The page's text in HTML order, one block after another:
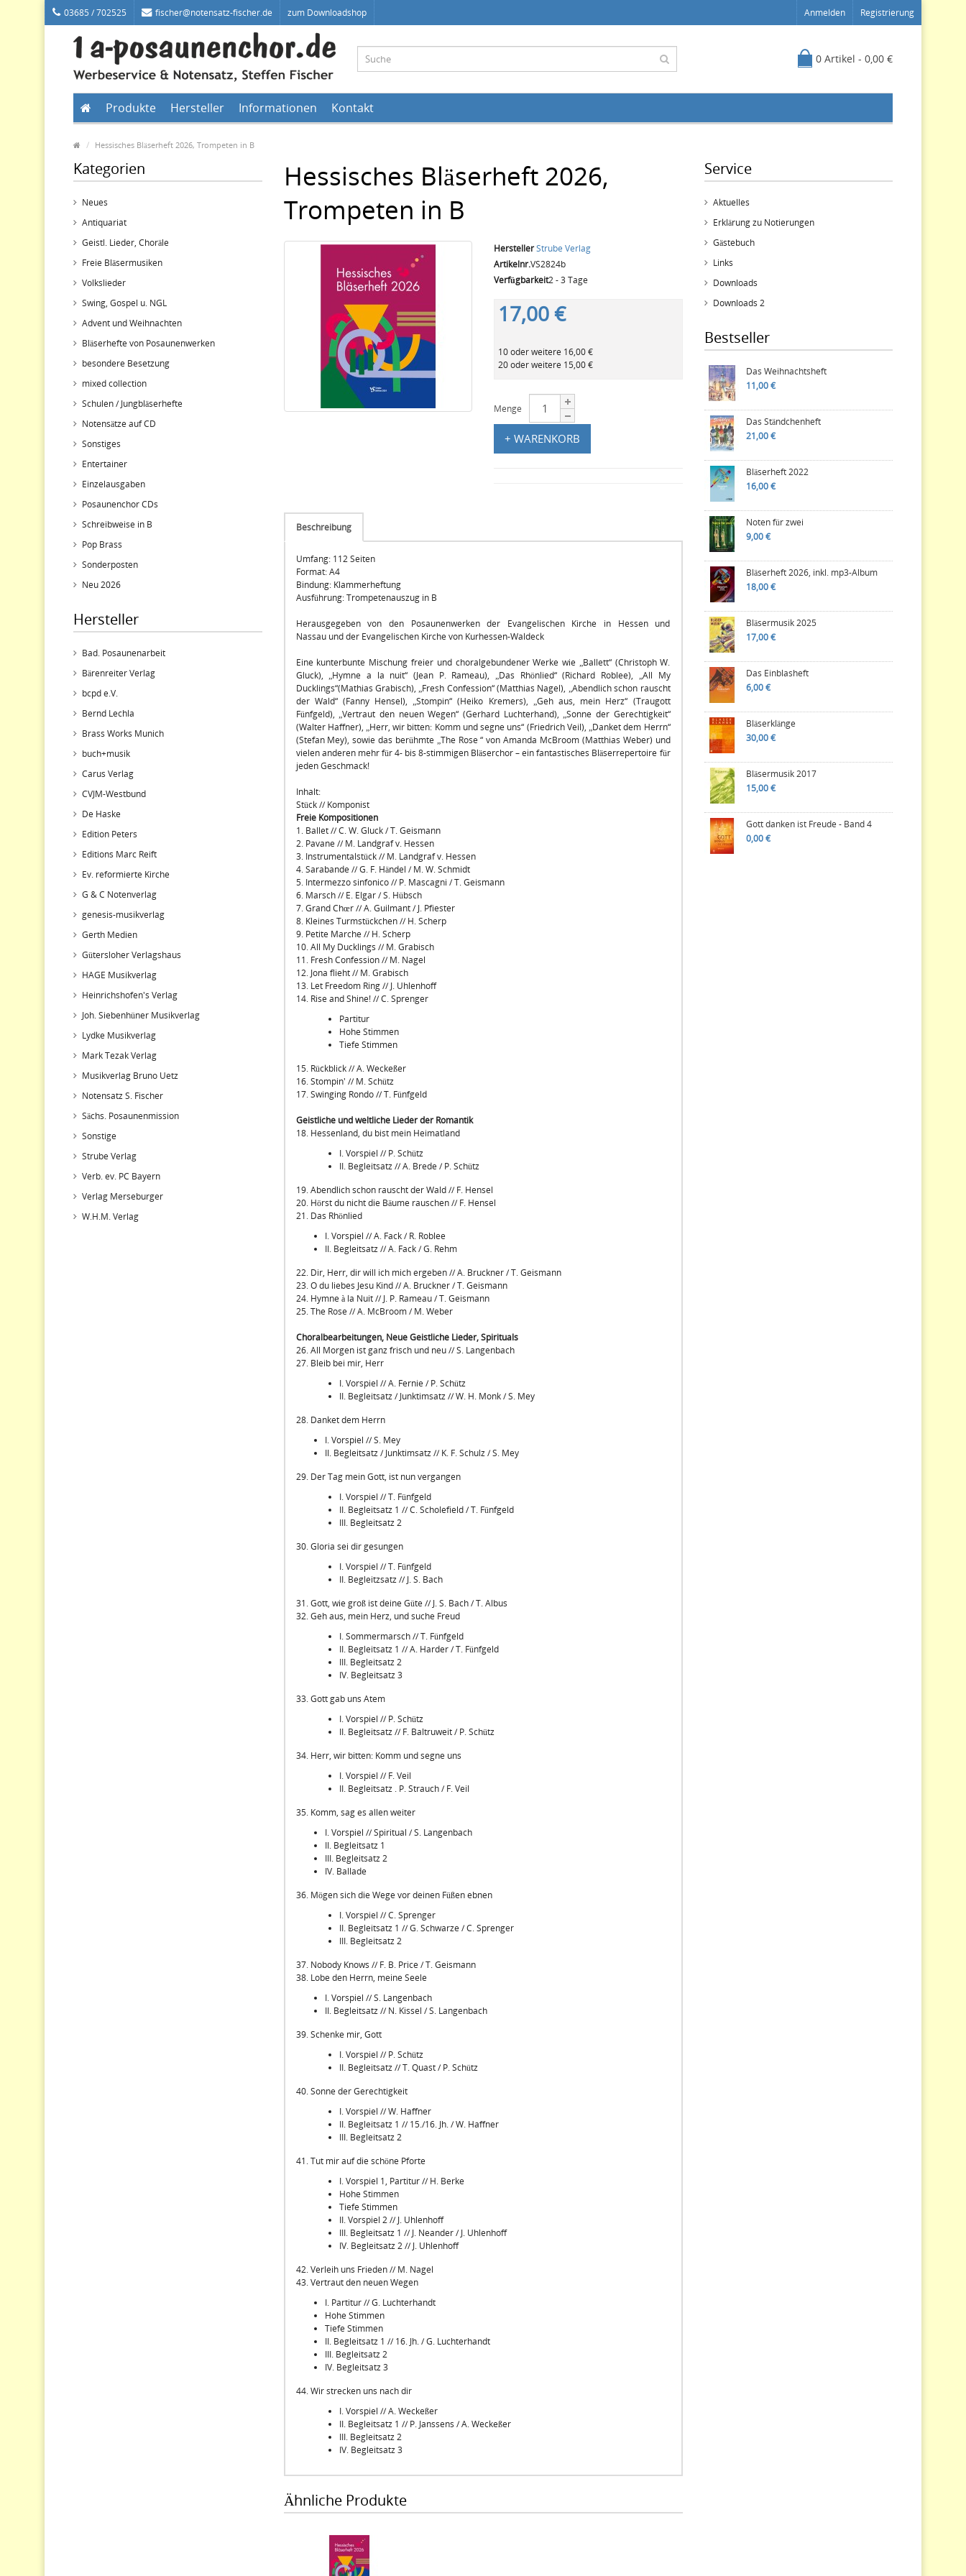
03685 / 702525 fischer@notensatz-fischer.de zum Downloadshop Anmelden Registrierung
0 Artikel - 0,00 €
Produkte Hersteller Informationen Kontakt
Hessisches Bläserheft 2026, Trompeten in B
Kategorien
Neues
Antiquariat
Geistl. Lieder, Choräle
Freie Bläsermusiken
Volkslieder
Swing, Gospel u. NGL
Advent und Weihnachten
Bläserhefte von Posaunenwerken
besondere Besetzung
mixed collection
Schulen / Jungbläserhefte
Notensätze auf CD
Sonstiges
Entertainer
Einzelausgaben
Posaunenchor CDs
Schreibweise in B
Pop Brass
Sonderposten
Neu 2026
Hersteller
Bad. Posaunenarbeit
Bärenreiter Verlag
bcpd e.V.
Bernd Lechla
Brass Works Munich
buch+musik
Carus Verlag
CVJM-Westbund
De Haske
Edition Peters
Editions Marc Reift
Ev. reformierte Kirche
G & C Notenverlag
genesis-musikverlag
Gerth Medien
Gütersloher Verlagshaus
HAGE Musikverlag
Heinrichshofen's Verlag
Joh. Siebenhüner Musikverlag
Lydke Musikverlag
Mark Tezak Verlag
Musikverlag Bruno Uetz
Notensatz S. Fischer
Sächs. Posaunenmission
Sonstige
Strube Verlag
Verb. ev. PC Bayern
Verlag Merseburger
W.H.M. Verlag
Hessisches Bläserheft 2026,
Trompeten in B
HerstellerStrube Verlag
Artikelnr.VS2824b
Verfügbarkeit2 - 3 Tage
17,00 €
10 oder weitere 16,00 €
20 oder weitere 15,00 €
Menge
+ WARENKORB
Beschreibung
Umfang: 112 Seiten
Format: A4
Bindung: Klammerheftung
Ausführung: Trompetenauszug in B
Herausgegeben von den Posaunenwerken der Evangelischen Kirche in Hessen und
Nassau und der Evangelischen Kirche von Kurhessen-Waldeck
Eine kunterbunte Mischung freier und choralgebundener Werke wie „Ballett“ (Christoph W.
Gluck), „Hymne a la nuit“ (Jean P. Rameau), „Das Rhönlied“ (Richard Roblee), „All My
Ducklings“(Mathias Grabisch), „Fresh Confession“ (Matthias Nagel), „Abendlich schon rauscht
der Wald“ (Fanny Hensel), „Stompin“ (Heiko Kremers), „Geh aus, mein Herz“ (Traugott
Fünfgeld), „Vertraut den neuen Wegen“ (Gerhard Luchterhand), „Sonne der Gerechtigkeit“
(Walter Haffner), „Herr, wir bitten: Komm und segne uns“ (Friedrich Veil), „Danket dem Herrn“
(Stefan Mey), sowie das berühmte „The Rose “ von Amanda McBroom (Matthias Weber) und
vielen anderen mehr für 4- bis 8-stimmigen Bläserchor – ein fantastisches Bläserrepertoire für
jeden Geschmack!
Inhalt:
Stück // Komponist
Freie Kompositionen
1. Ballet // C. W. Gluck / T. Geismann
2. Pavane // M. Landgraf v. Hessen
3. Instrumentalstück // M. Landgraf v. Hessen
4. Sarabande // G. F. Händel / M. W. Schmidt
5. Intermezzo sinfonico // P. Mascagni / T. Geismann
6. Marsch // E. Elgar / S. Hübsch
7. Grand Chœr // A. Guilmant / J. Pfiester
8. Kleines Turmstückchen // H. Scherp
9. Petite Marche // H. Scherp
10. All My Ducklings // M. Grabisch
11. Fresh Confession // M. Nagel
12. Jona flieht // M. Grabisch
13. Let Freedom Ring // J. Uhlenhoff
14. Rise and Shine! // C. Sprenger
Partitur
Hohe Stimmen
Tiefe Stimmen
15. Rückblick // A. Weckeßer
16. Stompin' // M. Schütz
17. Swinging Rondo // T. Fünfgeld
Geistliche und weltliche Lieder der Romantik
18. Hessenland, du bist mein Heimatland
I. Vorspiel // P. Schütz
II. Begleitsatz // A. Brede / P. Schütz
19. Abendlich schon rauscht der Wald // F. Hensel
20. Hörst du nicht die Bäume rauschen // F. Hensel
21. Das Rhönlied
I. Vorspiel // A. Fack / R. Roblee
II. Begleitsatz // A. Fack / G. Rehm
22. Dir, Herr, dir will ich mich ergeben // A. Bruckner / T. Geismann
23. O du liebes Jesu Kind // A. Bruckner / T. Geismann
24. Hymne à la Nuit // J. P. Rameau / T. Geismann
25. The Rose // A. McBroom / M. Weber
Choralbearbeitungen, Neue Geistliche Lieder, Spirituals
26. All Morgen ist ganz frisch und neu // S. Langenbach
27. Bleib bei mir, Herr
I. Vorspiel // A. Fernie / P. Schütz
II. Begleitsatz / Junktimsatz // W. H. Monk / S. Mey
28. Danket dem Herrn
I. Vorspiel // S. Mey
II. Begleitsatz / Junktimsatz // K. F. Schulz / S. Mey
29. Der Tag mein Gott, ist nun vergangen
I. Vorspiel // T. Fünfgeld
II. Begleitsatz 1 // C. Scholefield / T. Fünfgeld
III. Begleitsatz 2
30. Gloria sei dir gesungen
I. Vorspiel // T. Fünfgeld
II. Begleitzsatz // J. S. Bach
31. Gott, wie groß ist deine Güte // J. S. Bach / T. Albus
32. Geh aus, mein Herz, und suche Freud
I. Sommermarsch // T. Fünfgeld
II. Begleitsatz 1 // A. Harder / T. Fünfgeld
III. Begleitsatz 2
IV. Begleitsatz 3
33. Gott gab uns Atem
I. Vorspiel // P. Schütz
II. Begleitsatz // F. Baltruweit / P. Schütz
34. Herr, wir bitten: Komm und segne uns
I. Vorspiel // F. Veil
II. Begleitsatz . P. Strauch / F. Veil
35. Komm, sag es allen weiter
I. Vorspiel // Spiritual / S. Langenbach
II. Begleitsatz 1
III. Begleitsatz 2
IV. Ballade
36. Mögen sich die Wege vor deinen Füßen ebnen
I. Vorspiel // C. Sprenger
II. Begleitsatz 1 // G. Schwarze / C. Sprenger
III. Begleitsatz 2
37. Nobody Knows // F. B. Price / T. Geismann
38. Lobe den Herrn, meine Seele
I. Vorspiel // S. Langenbach
II. Begleitsatz // N. Kissel / S. Langenbach
39. Schenke mir, Gott
I. Vorspiel // P. Schütz
II. Begleitsatz // T. Quast / P. Schütz
40. Sonne der Gerechtigkeit
I. Vorspiel // W. Haffner
II. Begleitsatz 1 // 15./16. Jh. / W. Haffner
III. Begleitsatz 2
41. Tut mir auf die schöne Pforte
I. Vorspiel 1, Partitur // H. Berke
Hohe Stimmen
Tiefe Stimmen
II. Vorspiel 2 // J. Uhlenhoff
III. Begleitsatz 1 // J. Neander / J. Uhlenhoff
IV. Begleitsatz 2 // J. Uhlenhoff
42. Verleih uns Frieden // M. Nagel
43. Vertraut den neuen Wegen
I. Partitur // G. Luchterhandt
Hohe Stimmen
Tiefe Stimmen
II. Begleitsatz 1 // 16. Jh. / G. Luchterhandt
III. Begleitsatz 2
IV. Begleitsatz 3
44. Wir strecken uns nach dir
I. Vorspiel // A. Weckeßer
II. Begleitsatz 1 // P. Janssens / A. Weckeßer
III. Begleitsatz 2
IV. Begleitsatz 3
Ähnliche Produkte
Service
Aktuelles
Erklärung zu Notierungen
Gästebuch
Links
Downloads
Downloads 2
Bestseller
Das Weihnachtsheft
11,00 €
Das Ständchenheft
21,00 €
Bläserheft 2022
16,00 €
Noten für zwei
9,00 €
Bläserheft 2026, inkl. mp3-Album
18,00 €
Bläsermusik 2025
17,00 €
Das Einblasheft
6,00 €
Bläserklänge
30,00 €
Bläsermusik 2017
15,00 €
Gott danken ist Freude - Band 4
0,00 €